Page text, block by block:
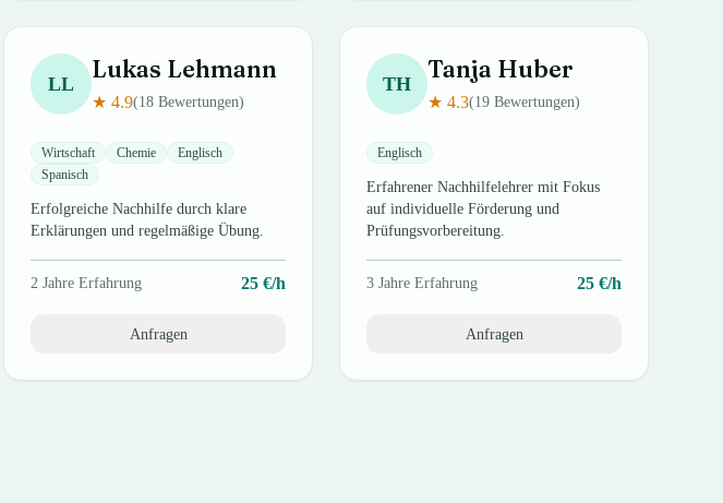
LL Lukas Lehmann
★ 4.9(18 Bewertungen)
Wirtschaft Chemie
Englisch
Spanisch
Erfolgreiche Nachhilfe durch klare
Erklärungen und regelmäßige Übung.
2 Jahre Erfahrung 25 €/h
Anfragen
TH Tanja Huber
★ 4.3(19 Bewertungen)
Englisch
Erfahrener Nachhilfelehrer mit Fokus
auf individuelle Förderung und
Prüfungsvorbereitung.
3 Jahre Erfahrung 25 €/h
Anfragen